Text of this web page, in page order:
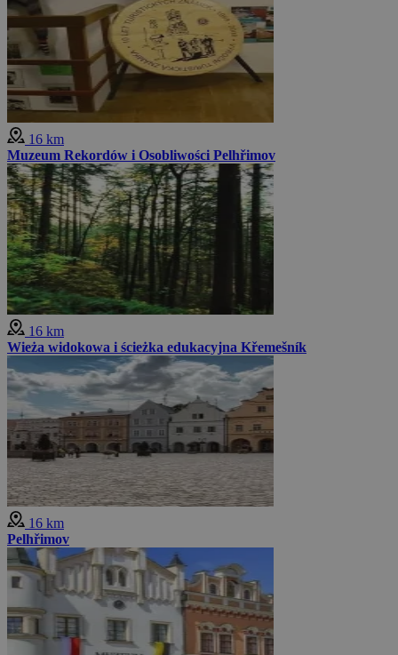
16 km
Muzeum Rekordów i Osobliwości Pelhřimov
16 km
Wieża widokowa i ścieżka edukacyjna Křemešník
16 km
Pelhřimov